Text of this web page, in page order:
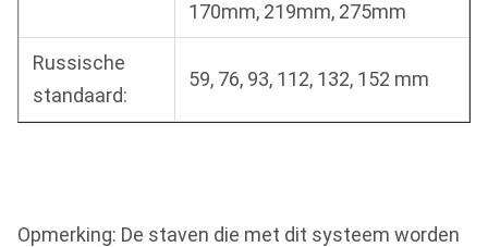
170mm, 219mm, 275mm
Russische
standaard:
59, 76, 93, 112, 132, 152 mm
Opmerking: De staven die met dit systeem worden